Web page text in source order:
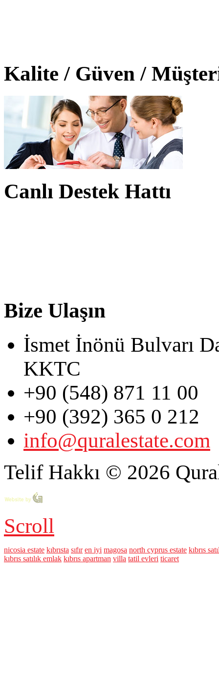
Kalite / Güven /
Canlı Destek Hattı
Bize Ulaşın
İsmet İnönü Bulvarı
KKTC
+90 (548) 871 11 00
+90 (392) 365 0 212
info@quralestate.com
Telif Hakkı © 2026
Scroll
nicosia estate kıbrısta sıfır en iyi magosa north cyprus estate kıbrıs
kıbrıs satılık emlak kıbrıs apartman villa tatil evleri ticaret